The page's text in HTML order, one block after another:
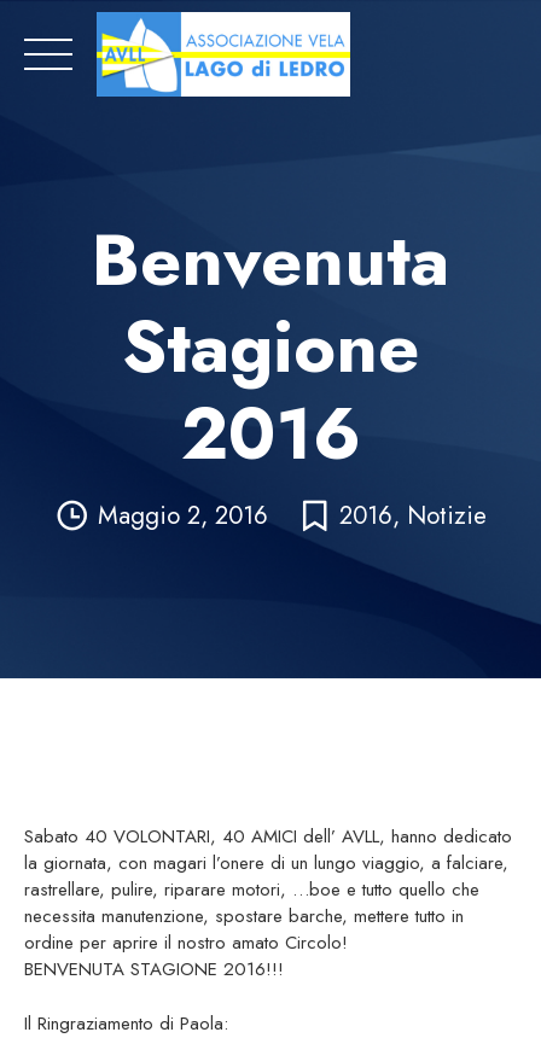
content
Benvenuta
Stagione
2016
Maggio 2, 2016 2016, Notizie
Sabato 40 VOLONTARI, 40 AMICI dell’ AVLL, hanno dedicato
la giornata, con magari l’onere di un lungo viaggio, a falciare,
rastrellare, pulire, riparare motori, …boe e tutto quello che
necessita manutenzione, spostare barche, mettere tutto in
ordine per aprire il nostro amato Circolo!
BENVENUTA STAGIONE 2016!!!
Il Ringraziamento di Paola: